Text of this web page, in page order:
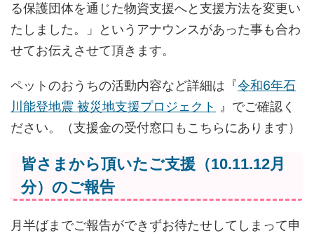
る保護団体を通じた物資支援へと支援方法を変更い
たしました。」というアナウンスがあった事も合わ
せてお伝えさせて頂きます。
ペットのおうちの活動内容など詳細は『令和6年石
川能登地震 被災地支援プロジェクト 』でご確認く
ださい。（支援金の受付窓口もこちらにあります）
皆さまから頂いたご支援（10.11.12月
分）のご報告
月半ばまでご報告ができずお待たせしてしまって申